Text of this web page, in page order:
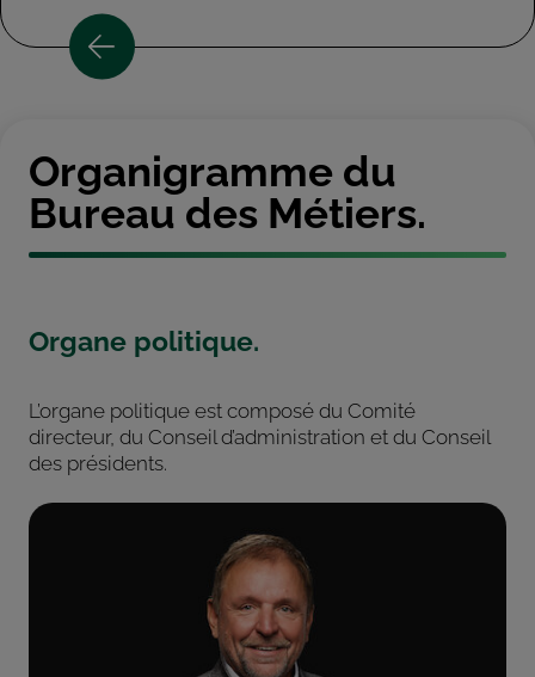
Organigramme du
Bureau des Métiers.
Organe politique.
L’organe politique est composé du Comité
directeur, du Conseil d’administration et du Conseil
des présidents.